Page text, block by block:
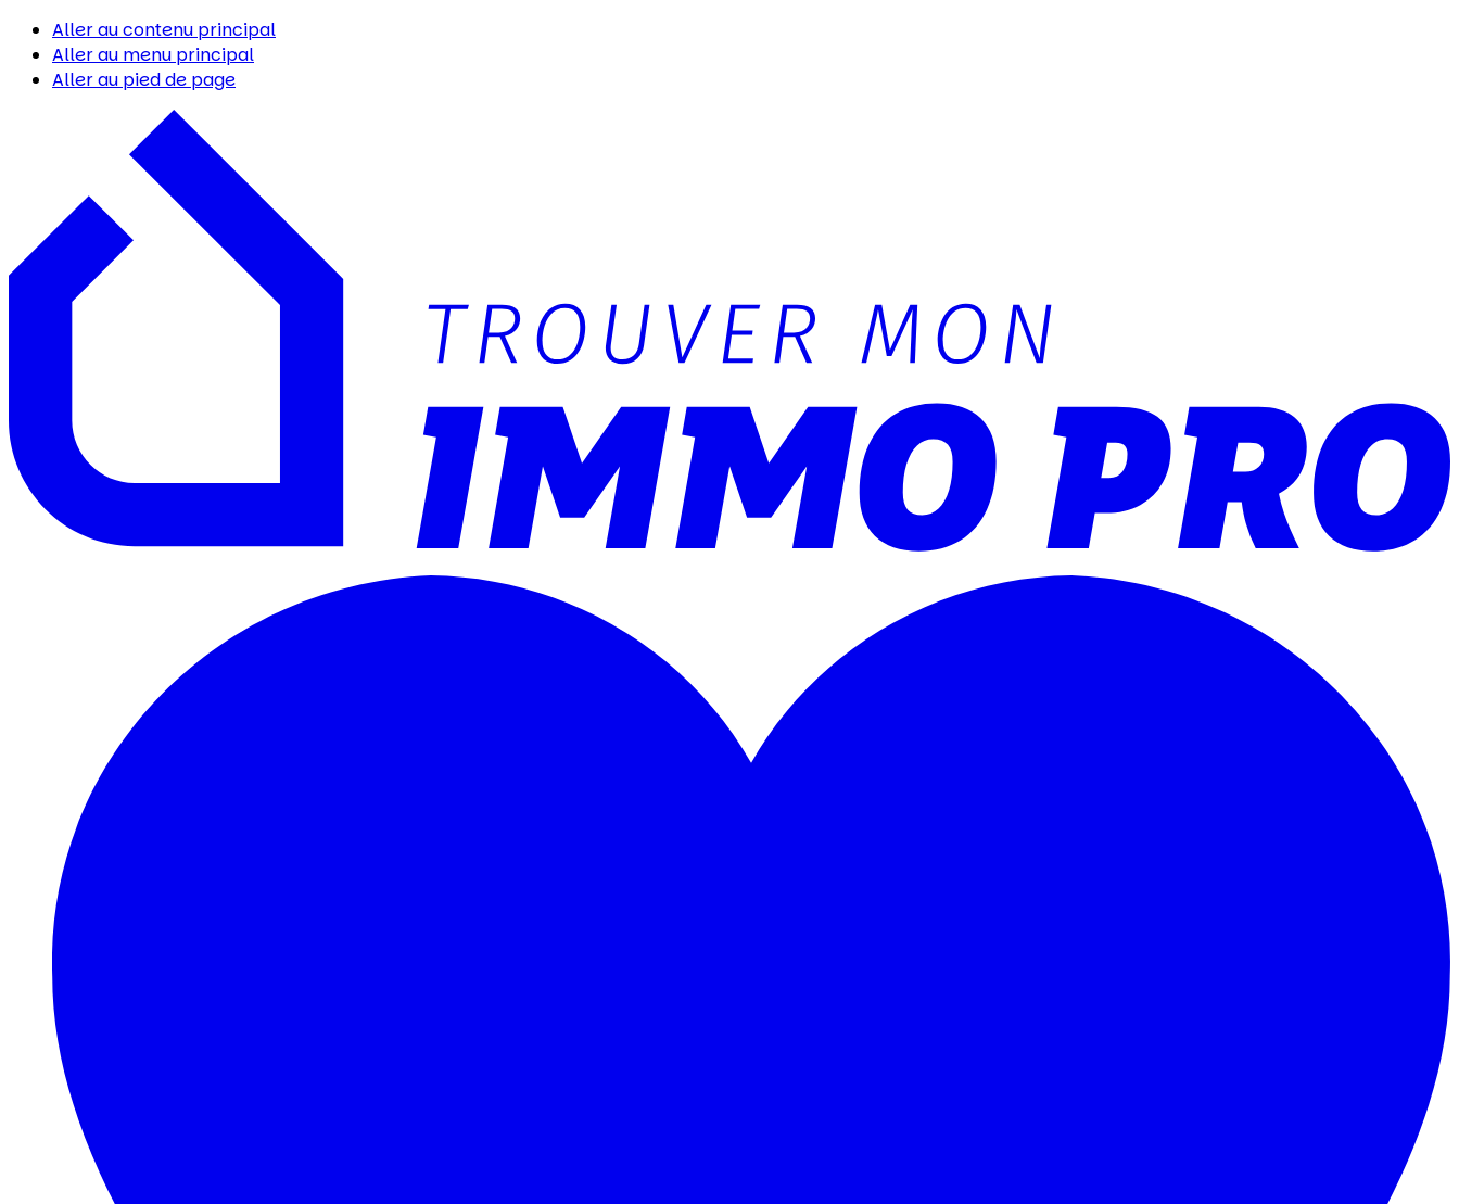
Aller au contenu principal
Aller au menu principal
Aller au pied de page